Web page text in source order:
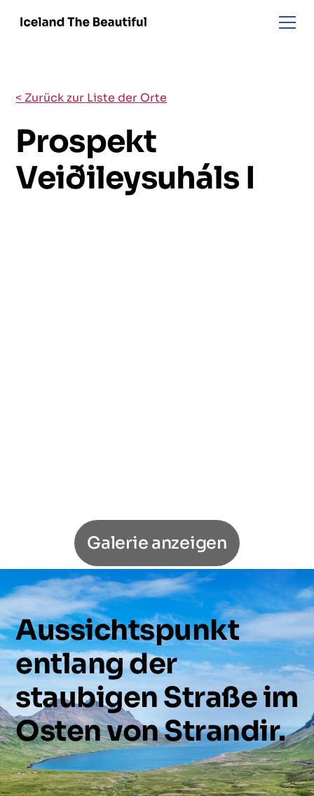
< Zurück zur Liste der Orte
Prospekt
Veiðileysuháls I
Galerie anzeigen
Aussichtspunkt
entlangder
staubigenStraßeim
OstenvonStrandir.